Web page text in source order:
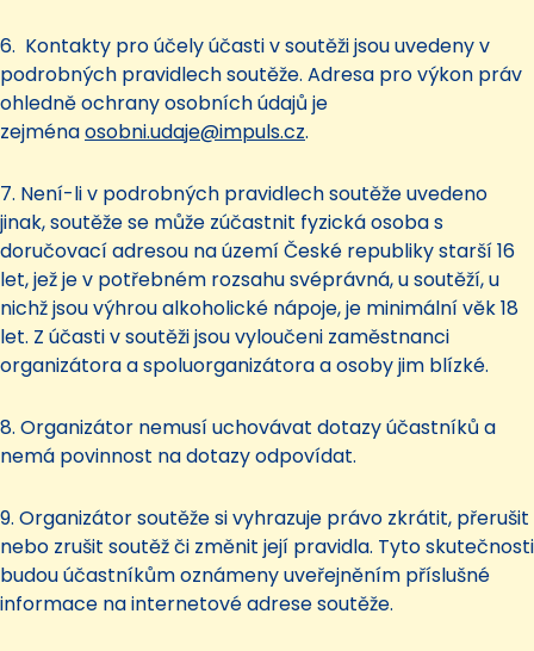
6. Kontakty pro účely účasti v soutěži jsou uvedeny v
podrobných pravidlech soutěže. Adresa pro výkon práv
ohledně ochrany osobních údajů je
zejménaosobni.udaje@impuls.cz.
7. Není-li v podrobných pravidlech soutěže uvedeno
jinak, soutěže se může zúčastnit fyzická osoba s
doručovací adresou na území České republiky starší 16
let, jež je v potřebném rozsahu svéprávná, u soutěží, u
nichž jsou výhrou alkoholické nápoje, je minimální věk 18
let. Z účasti v soutěži jsou vyloučeni zaměstnanci
organizátora a spoluorganizátora a osoby jim blízké.
8. Organizátor nemusí uchovávat dotazy účastníků a
nemá povinnost na dotazy odpovídat.
9. Organizátor soutěže si vyhrazuje právo zkrátit, přerušit
nebo zrušit soutěž či změnit její pravidla. Tyto skutečnosti
budou účastníkům oznámeny uveřejněním příslušné
informace na internetové adrese soutěže.